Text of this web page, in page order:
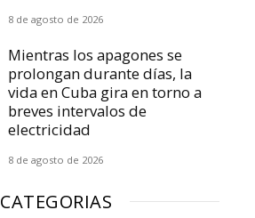
8 de agosto de 2026
Mientras los apagones se
prolongan durante días, la
vida en Cuba gira en torno a
breves intervalos de
electricidad
8 de agosto de 2026
CATEGORIAS